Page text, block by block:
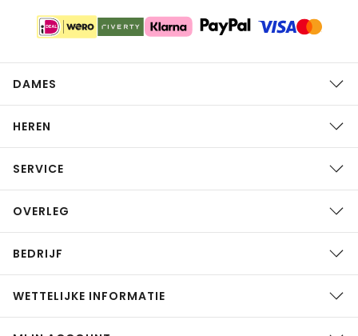
DAMES
HEREN
SERVICE
OVERLEG
BEDRIJF
WETTELIJKE INFORMATIE